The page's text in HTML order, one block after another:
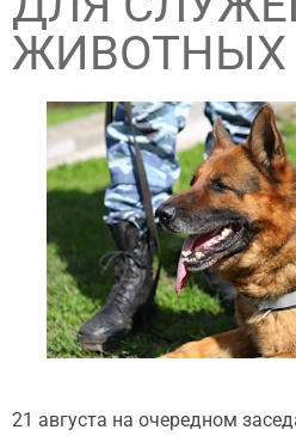
ЖИВОТНЫХ
21 августа на очередном